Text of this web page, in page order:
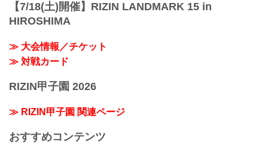
【7/18(土)開催】RIZIN LANDMARK 15 in
HIROSHIMA
≫ 大会情報／チケット
≫ 対戦カード
RIZIN甲子園 2026
≫ RIZIN甲子園 関連ページ
おすすめコンテンツ